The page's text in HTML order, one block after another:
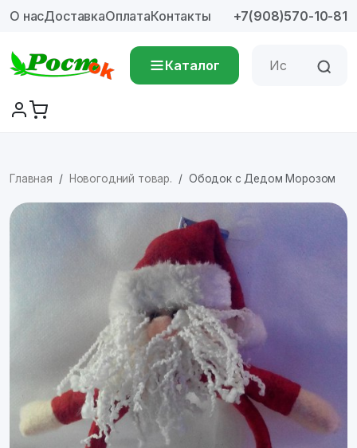
О насДоставкаОплатаКонтакты +7(908)570-10-81
Каталог
Главная Новогодний товар. Ободок с Дедом Морозом